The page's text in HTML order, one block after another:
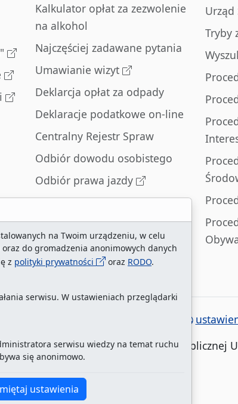
na Twoim urządzeniu, w celu
do gromadzenia anonimowych danych
z polityki prywatności oraz RODO.
serwisu. W ustawieniach przeglądarki
serwisu wiedzy na temat ruchu
się anonimowo.
ustawienia
Kalkulator opłat za zezwolenie
na alkohol
Najczęściej zadawane pytania
Umawianie wizyt
Deklarcja opłat za odpady
Deklaracje podatkowe on-line
Centralny Rejestr Spraw
Odbiór dowodu osobistego
Odbiór prawa jazdy
Odbiór dowodu
rejestracyjnego
Zatrzymane dowody
rejestracyjne
Tryby
częścią Biuletynu Informacji Publicznej